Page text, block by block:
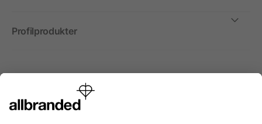
Profilprodukter
Internationellt